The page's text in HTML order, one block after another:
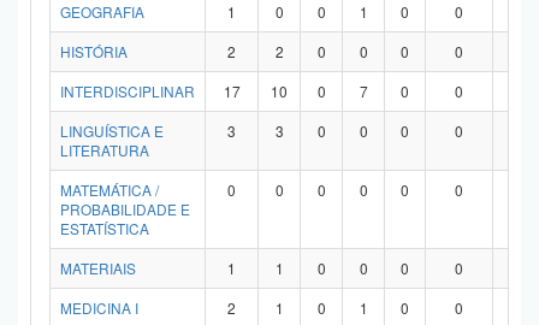
GEOGRAFIA
1 0 0 1 0 0
HISTÓRIA
2 2 0 0 0 0
INTERDISCIPLINAR
17 10 0 7 0 0
LINGUÍSTICA E
LITERATURA
3 3 0 0 0 0
MATEMÁTICA /
PROBABILIDADE E
ESTATÍSTICA
0 0 0 0 0 0
MATERIAIS 1 1 0 0 0 0
MEDICINA I
2 1 0 1 0 0